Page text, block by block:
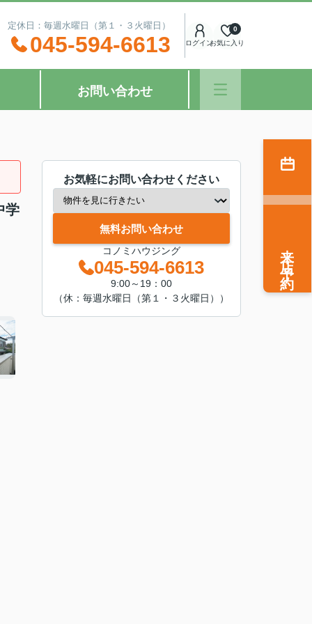
休日：毎週水曜日（第１・３火曜日）
045-594-6613 ログインお気に入り
0
お問い合わせ
学
お気軽にお問い合わせください
無料お問い合わせ
コノミハウジング
045-594-6613
9:00～19：00
（休：毎週水曜日（第１・３火曜日））
来店予約